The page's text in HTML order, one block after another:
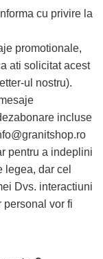
cu privire la
promotionale,
ati solicitat acest
ul nostru).
incluse
pentru a indeplini
legea, dar cel
Dvs. interactiuni
personal vor fi